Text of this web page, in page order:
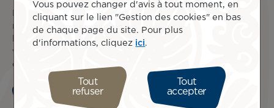
Booking.com, partenaire d’Air Tahiti Nui, propose des prix
négociés auprès de plus de 800 loueurs de véhicules dans
le monde. Recherchez, comparez les prix et louez votre
voiture ou un transfert au meilleur tarif en ligne pour faire
de vraies économies sur votre séjour.
Réserver maintenant
Vous pouvez changer d'avis à tout moment, en
cliquant sur le lien "Gestion des cookies" en bas
de chaque page du site. Pour plus
d'informations, cliquez ici.
Tout
refuser
Tout
accepter